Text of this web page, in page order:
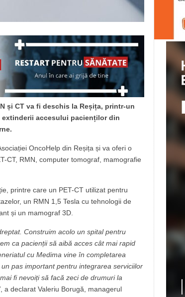
și CT va fi deschis la Reșița, printr-un
accesului pacienților din
OncoHelp din Reșița și va oferi o
CT, RMN, computer tomograf, mamografie
printre care un PET-CT utilizat pentru
un RMN 1,5 Tesla cu tehnologii de
și un mamograf 3D.
Construim acolo un spital pentru
ca pacienții să aibă acces cât mai rapid
cu Medima vine în completarea
pas important pentru integrarea serviciilor
fi nevoiți să facă zeci de drumuri la
, a declarat Valeriu Borugă, managerul